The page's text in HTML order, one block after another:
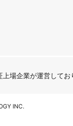
場企業が運営してお
INC.